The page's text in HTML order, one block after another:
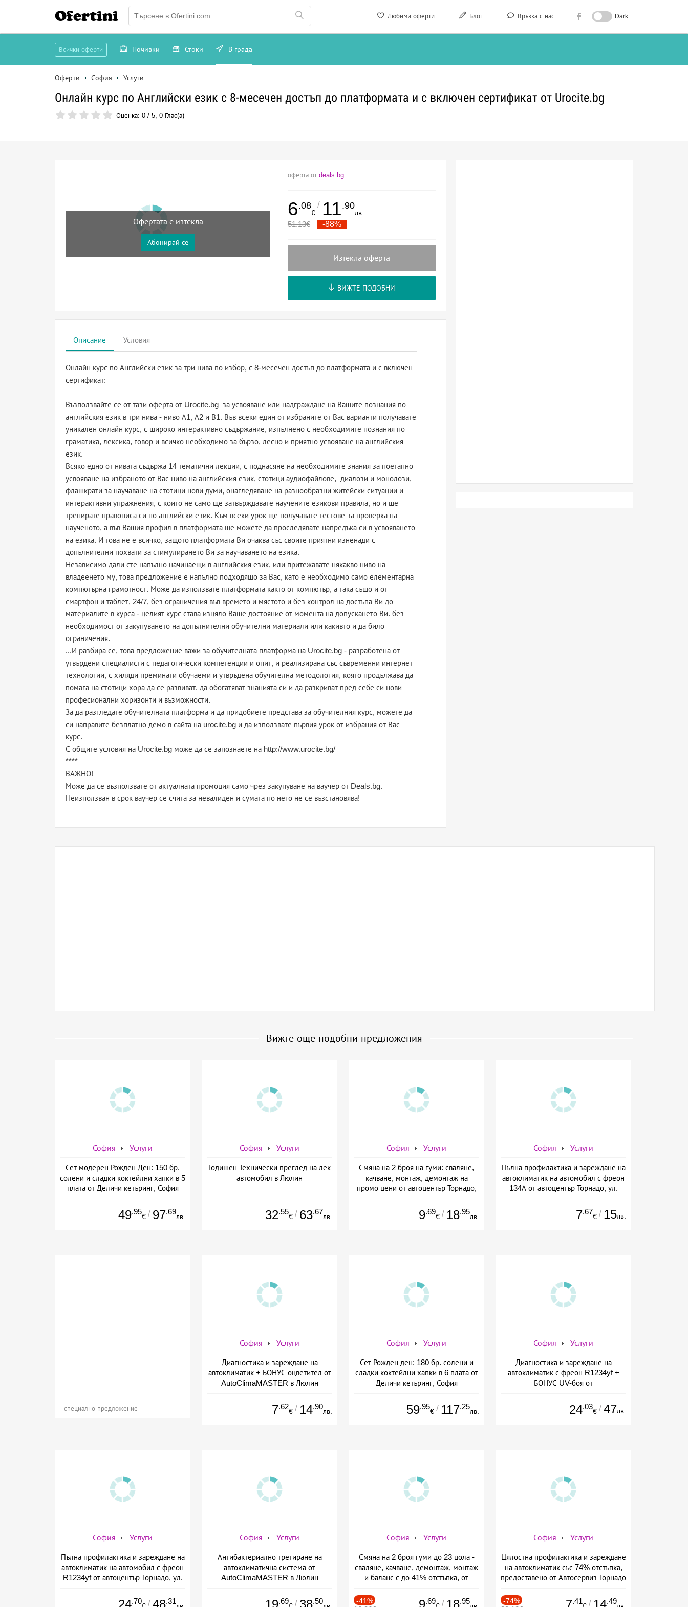
Любими оферти Блог Връзка с нас Dark
Ofertini
Всички оферти Почивки Стоки В града
Оферти София Услуги
Онлайн курс по Английски език с 8-месечен достъп до платформата и с включен сертификат от Urocite.bg
Оценка: 0 / 5, 0 Глас(а)
Офертата е изтекла
Абонирай се
оферта от deals.bg
6.08
€
/ 11.90
лв.
51.13€ -88%
Изтекла оферта
ВИЖТЕ ПОДОБНИ
Описание Условия
Онлайн курс по Английски език за три нива по избор, с 8-месечен достъп до платформата и с включен
сертификат:
Възползвайте се от тази оферта от Urocite.bg за усвояване или надграждане на Вашите познания по
английския език в три нива - ниво А1, А2 и В1. Във всеки един от избраните от Вас варианти получавате
уникален онлайн курс, с широко интерактивно съдържание, изпълнено с необходимите познания по
граматика, лексика, говор и всичко необходимо за бързо, лесно и приятно усвояване на английския
език.
Всяко едно от нивата съдържа 14 тематични лекции, с поднасяне на необходимите знания за поетапно
усвояване на избраното от Вас ниво на английския език, стотици аудиофайлове, диалози и монолози,
флашкрати за научаване на стотици нови думи, онагледяване на разнообразни житейски ситуации и
интерактивни упражнения, с които не само ще затвърждавате научените езикови правила, но и ще
тренирате правописа си по английски език. Към всеки урок ще получавате тестове за проверка на
наученото, а във Вашия профил в платформата ще можете да проследявате напредъка си в усвояването
на езика. И това не е всичко, защото платформата Ви очаква със своите приятни изненади с
допълнителни похвати за стимулирането Ви за научаването на езика.
Независимо дали сте напълно начинаещи в английския език, или притежавате някакво ниво на
владеенето му, това предложение е напълно подходящо за Вас, като е необходимо само елементарна
компютърна грамотност. Може да използвате платформата както от компютър, а така също и от
смартфон и таблет, 24/7, без ограничения във времето и мястото и без контрол на достъпа Ви до
материалите в курса - целият курс става изцяло Ваше достояние от момента на допускането Ви. без
необходимост от закупуването на допълнителни обучителни материали или какивто и да било
ограничения.
...И разбира се, това предложение важи за обучителната платформа на Urocite.bg - разработена от
утвърдени специалисти с педагогически компетенции и опит, и реализирана със съвременни интернет
технологии, с хиляди преминати обучаеми и утвръдена обучителна методология, която продължава да
помага на стотици хора да се развиват. да обогатяват знанията си и да разкриват пред себе си нови
професионални хоризонти и възможности.
За да разгледате обучителната платформа и да придобиете представа за обучителния курс, можете да
си направите безплатно демо в сайта на urocite.bg и да използвате първия урок от избрания от Вас
курс.
С общите условия на Urocite.bg може да се запознаете на http://www.urocite.bg/
****
ВАЖНО!
Може да се възползвате от актуалната промоция само чрез закупуване на ваучер от Deals.bg.
Неизползван в срок ваучер се счита за невалиден и сумата по него не се възстановява!
Вижте още подобни предложения
София Услуги
Сет модерен Рожден Ден: 150 бр.
солени и сладки коктейлни хапки в 5
плата от Деличи кетъринг, София
49.95
€ / 97.69
лв.
София Услуги
Годишен Технически преглед на лек
автомобил в Люлин
32.55
€ / 63.67
лв.
София Услуги
Смяна на 2 броя на гуми: сваляне,
качване, монтаж, демонтаж на
промо цени от автоцентър Торнадо,
9.69
€ / 18.95
лв.
София Услуги
Пълна профилактика и зареждане на
автоклиматик на автомобил с фреон
134А от автоцентър Торнадо, ул.
7.67
€ / 15лв.
специално предложение
София Услуги
Диагностика и зареждане на
автоклиматик + БОНУС оцветител от
AutoClimaMASTER в Люлин
7.62
€ / 14.90
лв.
София Услуги
Сет Рожден ден: 180 бр. солени и
сладки коктейлни хапки в 6 плата от
Деличи кетъринг, София
59.95
€ / 117.25
лв.
София Услуги
Диагностика и зареждане на
автоклиматик с фреон R1234yf +
БОНУС UV-боя от
AutoClimaMASTER в Люлин
24.03
€ / 47лв.
София Услуги
Пълна профилактика и зареждане на
автоклиматик на автомобил с фреон
R1234yf от автоцентър Торнадо, ул.
24.70 / 48.31
София Услуги
Антибактериално третиране на
автоклиматична система от
AutoClimaMASTER в Люлин
19.69 / 38.50
София Услуги
Смяна на 2 броя гуми до 23 цола -
сваляне, качване, демонтаж, монтаж
и баланс с до 41% отстъпка, от
-41% 9.69 / 18.95
София Услуги
Цялостна профилактика и зареждане
на автоклиматик със 74% отстъпка,
предоставено от Автосервиз Торнадо
-74% 7.41 / 14.49